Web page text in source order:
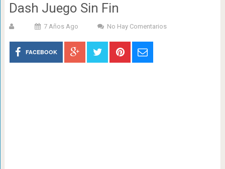
Dash Juego Sin Fin
7 Años Ago No Hay Comentarios
FACEBOOK